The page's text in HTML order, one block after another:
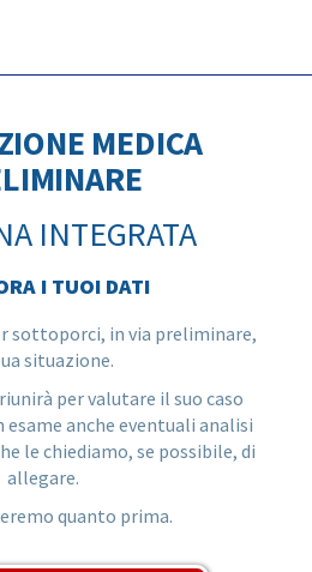
MEDICA
INTEGRATA
I TUOI DATI
sottoporci, in via preliminare,
situazione.
per valutare il suo caso
anche eventuali analisi
le chiediamo, se possibile, di
allegare.
quanto prima.